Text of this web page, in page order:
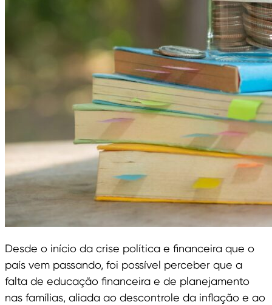
Desde o início da crise política e financeira que o
país vem passando, foi possível perceber que a
falta de educação financeira e de planejamento
nas famílias, aliada ao descontrole da inflação e ao